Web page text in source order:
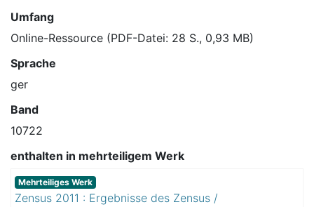
Umfang
Online-Ressource (PDF-Datei: 28 S., 0,93 MB)
Sprache
ger
Band
10722
enthalten in mehrteiligem Werk
Mehrteiliges Werk
Zensus 2011 : Ergebnisse des Zensus /